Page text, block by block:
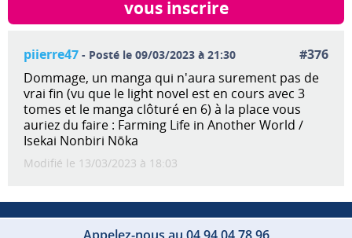
vous inscrire
piierre47 - Posté le 09/03/2023 à 21:30
#376
Dommage, un manga qui n'aura surement pas de
vrai fin (vu que le light novel est en cours avec 3
tomes et le manga clôturé en 6) à la place vous
auriez du faire : Farming Life in Another World /
Isekai Nonbiri Nōka
Modifié le 13/03/2023 à 18:03